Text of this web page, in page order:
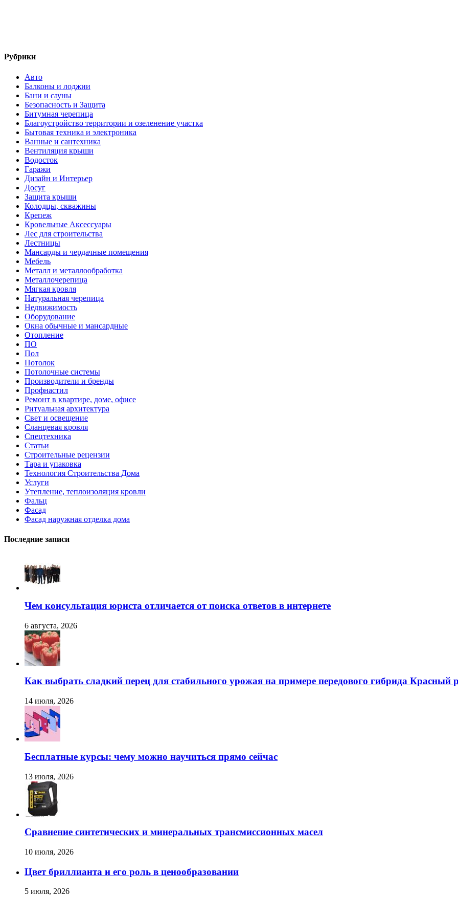
Рубрики
Авто
Балконы и лоджии
Бани и сауны
Безопасность и Защита
Битумная черепица
Благоустройство территории и озеленение участка
Бытовая техника и электроника
Ванные и сантехника
Вентиляция крыши
Водосток
Гаражи
Дизайн и Интерьер
Досуг
Защита крыши
Колодцы, скважины
Крепеж
Кровельные Аксессуары
Лес для строительства
Лестницы
Мансарды и чердачные помещения
Мебель
Металл и металлообработка
Металлочерепица
Мягкая кровля
Натуральная черепица
Недвижимость
Оборудование
Окна обычные и мансардные
Отопление
ПО
Пол
Потолок
Потолочные системы
Производители и бренды
Профнастил
Ремонт в квартире, доме, офисе
Ритуальная архитектура
Свет и освещение
Сланцевая кровля
Спецтехника
Статьи
Строительные рецензии
Тара и упаковка
Технология Строительства Дома
Услуги
Утепление, теплоизоляция кровли
Фальц
Фасад
Фасад наружная отделка дома
Последние записи
Чем консультация юриста отличается от поиска ответов в интернете
6 августа, 2026
Как выбрать сладкий перец для стабильного урожая на примере передового гибрида Красный
14 июля, 2026
Бесплатные курсы: чему можно научиться прямо сейчас
13 июля, 2026
Сравнение синтетических и минеральных трансмиссионных масел
10 июля, 2026
Цвет бриллианта и его роль в ценообразовании
5 июля, 2026